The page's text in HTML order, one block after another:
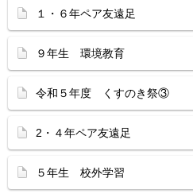
１・６年ペア友遠足
９年生 環境教育
令和５年度 くすのき祭③
2・４年ペア友遠足
５年生 校外学習